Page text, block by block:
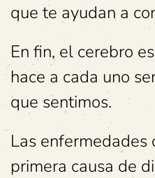
que te ayudan a
En fin, el cerebro
hace a cada uno
que sentimos.
Las enfermedades
primera causa de